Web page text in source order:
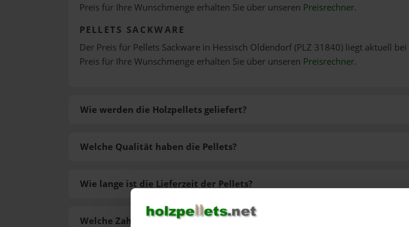
Preis für Ihre Wunschmenge erhalten Sie über unseren Preisrechner.
PELLETS SACKWARE
Der Preis für Pellets Sackware in Hessisch Oldendorf (PLZ 31840) liegt aktuell bei
Preis für Ihre Wunschmenge erhalten Sie über unseren Preisrechner.
Wie werden die Holzpellets geliefert?
Welche Zahlungsarten gibt es?
Welche Qualität haben die Pellets?
Wie lange ist die Lieferzeit der Pellets?